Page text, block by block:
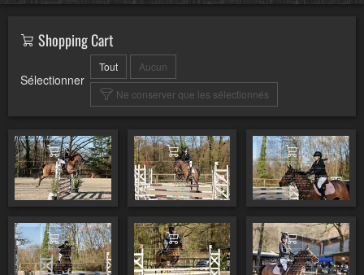
Shopping Cart
Sélectionner
Tout
Aucun
Ne conserver que les sélectionnés
Ajouter au panier Ajouter au panier Ajouter au
Ajouter au panier Ajouter au panier Ajouter au